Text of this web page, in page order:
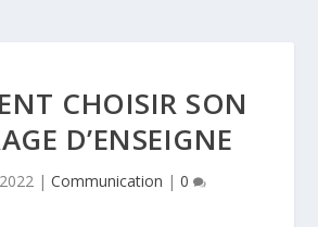
CHOISIR SON
D’ENSEIGNE
| Communication | 0